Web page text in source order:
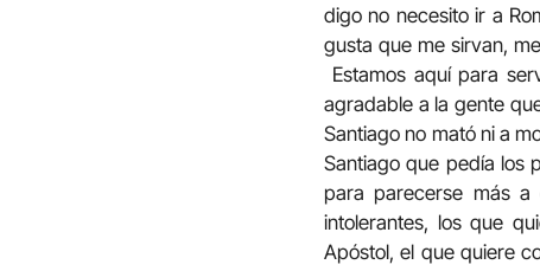
digo no necesito ir a
gusta que me sirvan,
Estamos aquí para
agradable a la gente
Santiago no mató ni a
Santiago que pedía los
para parecerse más a
intolerantes, los que
Apóstol, el que quiere